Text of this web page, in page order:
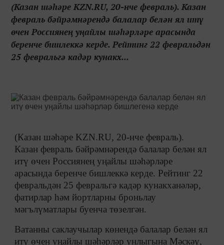
(Казан шәһәре KZN.RU, 20-нче февраль). Казан
февраль бәйрәмнәрендә балалар белән ял итү
өчен Россиянең уңайлы шәһәрләре арасында
беренче бишлеккә керде. Рейтинг 22 февральдән
25 февральгә кадәр кунакх...
(Казан шәһәре KZN.RU, 20-нче февраль).
Казан февраль бәйрәмнәрендә балалар белән ял
итү өчен Россиянең уңайлы шәһәрләре
арасында беренче бишлеккә керде. Рейтинг 22
февральдән 25 февральгә кадәр кунакханәләр,
фатирлар һәм йортларны броньлау
мәгълүматлары буенча төзелгән.
Ватанны саклаучылар көнендә балалар белән ял
итү өчен уңайлы шәһәрләр унлыгына Мәскәү,